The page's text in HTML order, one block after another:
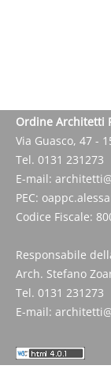
Ordine Architetti
Via Guasco, 47 -
Tel. 0131 231273
E-mail:
PEC:
Codice Fiscale:
Responsabile
Arch. Stefano
Tel. 0131 231273
E-mail: